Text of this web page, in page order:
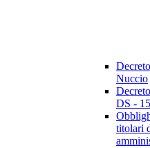
Nuccio
DS -
titolari